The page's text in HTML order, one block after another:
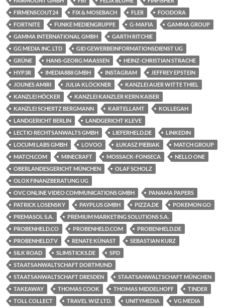
FIRMENSCOUT24
FIX & MOSEBACH FLER
FOODORA
FORTNITE
FUNKE MEDIENGRUPPE G-MAFIA
GAMMA GROUP
GAMMA INTERNATIONAL GMBH
GARTH RITCHIE
GG MEDIA INC. LTD
GID GEWERBEINFORMATIONSDIENST UG
GRÜNE
HANS-GEORG MAASSEN
HEINZ-CHRISTIAN STRACHE
HYP3R
IMEDIA888 GMBH INSTAGRAM
JEFFREY EPSTEIN
JOUNES AMIRI
JULIA KLÖCKNER
KANZLEI AUER WITTE THIEL
KANZLEI HÖCKER
KANZLEI KANZLER KERN KAISER
KANZLEI SCHERTZ BERGMANN
KARTELLAMT
KOLLEGAH
LANDGERICHT BERLIN
LANDGERICHT KLEVE
LECTIO RECHTSANWALTS GMBH
LIEFERHELD.DE
LINKEDIN
LOCUMI LABS GMBH
LOVOO ŁUKASZ PIEBIAK
MATCH GROUP
MATCH.COM
MINECRAFT MOSSACK-FONSECA
NELLO ONE
OBERLANDESGERICHT MÜNCHEN
OLAF SCHOLZ
OLOX FINANZBERATUNG UG
OVC ONLINE VIDEO COMMUNICATIONS GMBH
PANAMA PAPERS
PATRICK LOSENSKY
PAYPLUS GMBH PIZZA.DE
POKEMON GO
PREMASOL S.A.
PREMIUM MARKETING SOLUTIONS S.A.
PROBENHELD.CO
PROBENHELD.COM
PROBENHELD.DE
PROBENHELD.TV
RENATE KÜNAST
SEBASTIAN KURZ
SILK ROAD
SLIMSTICKS.DE
SPD
STAATSANWALTSCHAFT DORTMUND
STAATSANWALTSCHAFT DRESDEN
STAATSANWALTSCHAFT MÜNCHEN
TAKEAWAY
THOMAS COOK THOMAS MIDDELHOFF
TINDER
TOLL COLLECT
TRAVEL WIZ LTD. UNITYMEDIA
VG MEDIA